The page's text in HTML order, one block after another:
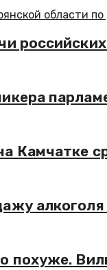
области
Камчатке
похуже.